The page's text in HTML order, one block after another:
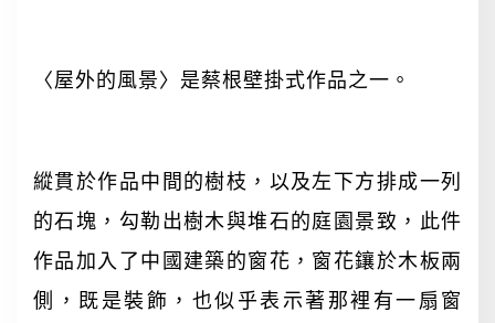
〈屋外的風景〉是蔡根壁掛式作品之一。
縱貫於作品中間的樹枝，以及左下方排成一列
的石塊，勾勒出樹木與堆石的庭園景致，此件
作品加入了中國建築的窗花，窗花鑲於木板兩
側，既是裝飾，也似乎表示著那裡有一扇窗